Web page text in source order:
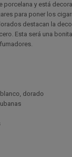
porcelana y está
para poner los
destacan la
Esta será una
dorado